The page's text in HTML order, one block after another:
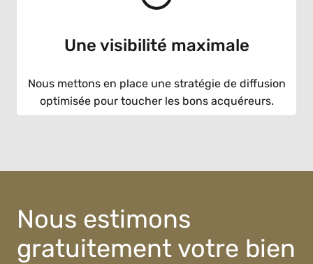
Une visibilité maximale
Nous mettons en place une stratégie de diffusion
optimisée pour toucher les bons acquéreurs.
Nous estimons
gratuitement votre bien